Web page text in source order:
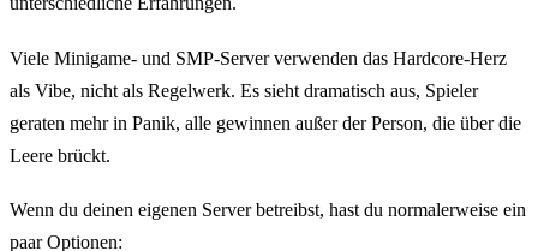
Viele Minigame- und SMP-Server verwenden das Hardcore-Herz
als Vibe, nicht als Regelwerk. Es sieht dramatisch aus, Spieler
geraten mehr in Panik, alle gewinnen außer der Person, die über die
Leere brückt.
Wenn du deinen eigenen Server betreibst, hast du normalerweise ein
paar Optionen: